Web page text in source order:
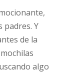
Y
de la
algo